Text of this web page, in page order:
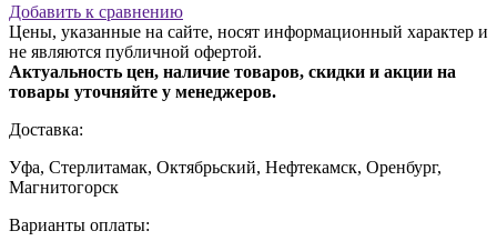
Добавить к сравнению
Цены, указанные на сайте, носят информационный характер и
не являются публичной офертой.
Актуальность цен, наличие товаров, скидки и акции на
товары уточняйте у менеджеров.
Доставка:
Уфа, Стерлитамак, Октябрьский, Нефтекамск, Оренбург,
Магнитогорск
Варианты оплаты: